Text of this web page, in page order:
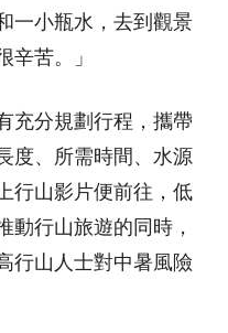
一小瓶水，去到觀景
辛苦。」
充分規劃行程，攜帶
度、所需時間、水源
行山影片便前往，低
動行山旅遊的同時，
行山人士對中暑風險